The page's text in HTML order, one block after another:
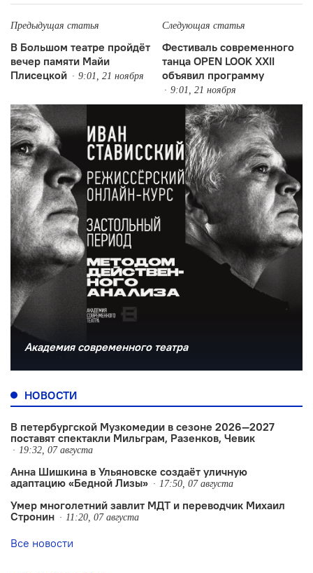
Предыдущая статья
В Большом театре пройдёт
вечер памяти Майи
Плисецкой
9:01, 21 ноября
Следующая статья
Фестиваль современного
танца OPEN LOOK XXII
объявил программу
9:01, 21 ноября
Академия современного театра
НОВОСТИ
В петербургской Музкомедии в сезоне 2026—2027
поставят спектакли Мильграм, Разенков, Чевик
19:32, 07 августа
Анна Шишкина в Ульяновске создаëт уличную
адаптацию «Бедной Лизы»
17:50, 07 августа
Умер многолетний завлит МДТ и переводчик Михаил
Стронин
11:20, 07 августа
Все новости